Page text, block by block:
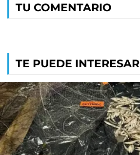
TU COMENTARIO
TE PUEDE INTERESAR